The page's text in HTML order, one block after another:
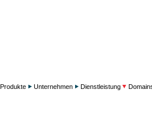
Produkte Unternehmen Dienstleistung